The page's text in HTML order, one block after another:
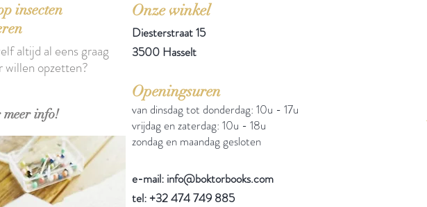
insecten
info!
altijd al eens graag
willen opzetten?
Onze winkel
Diesterstraat 15
3500 Hasselt
Openingsuren
van dinsdag tot donderdag: 10u - 17u
vrijdag en zaterdag: 10u - 18u
zondag en maandag gesloten
e-mail: info@boktorbooks.com
tel: +32 474 749 885